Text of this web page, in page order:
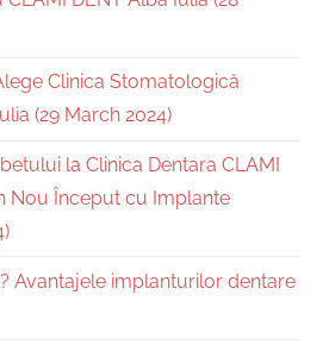
Clinica Stomatologică
(29 March 2024)
la Clinica Dentara CLAMI
Nou Început cu Implante
Avantajele implanturilor dentare